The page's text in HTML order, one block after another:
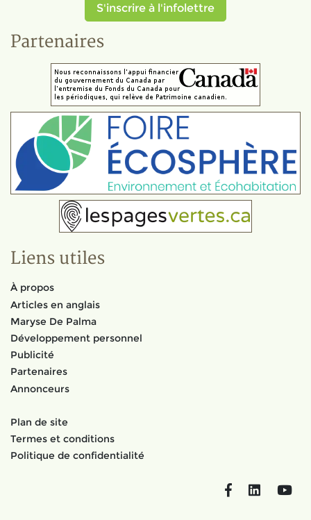
S'inscrire à l'infolettre
Partenaires
Liens utiles
À propos
Articles en anglais
Maryse De Palma
Développement personnel
Publicité
Partenaires
Annonceurs
Plan de site
Termes et conditions
Politique de confidentialité
FacebookLinkedIn